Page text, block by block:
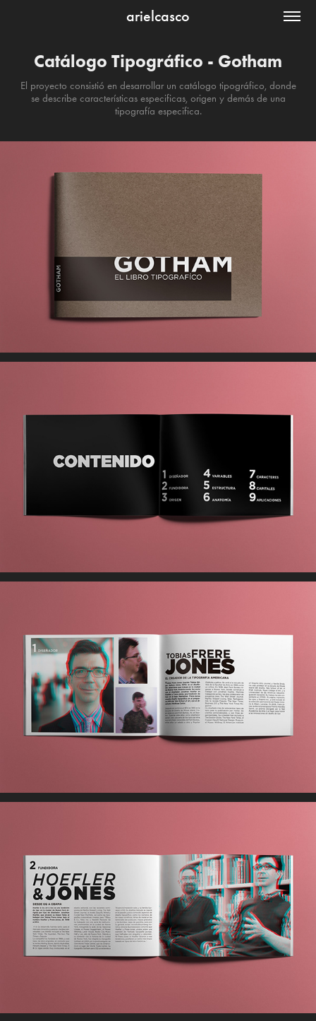
arielcasco
Catálogo Tipográfico - Gotham
El proyecto consistió en desarrollar un catálogo tipográfico, donde
se describe características especificas, origen y demás de una
tipografía especifica.